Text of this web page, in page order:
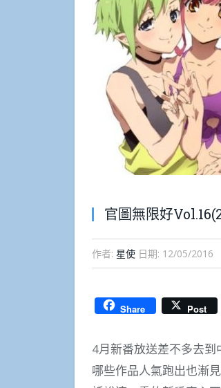
官圖無限好
作者: 星使 日期: 12/05/2016
Share Post
4月新番放送差不多去到
哪些作品人氣跑出也漸